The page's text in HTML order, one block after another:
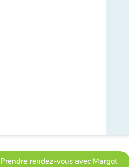
Prendre rendez-vous avec Margot